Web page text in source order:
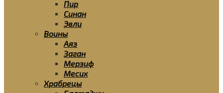
Пир
Синан
Эвли
Воины
Аяз
Заган
Мерзиф
Месих
Храбрецы